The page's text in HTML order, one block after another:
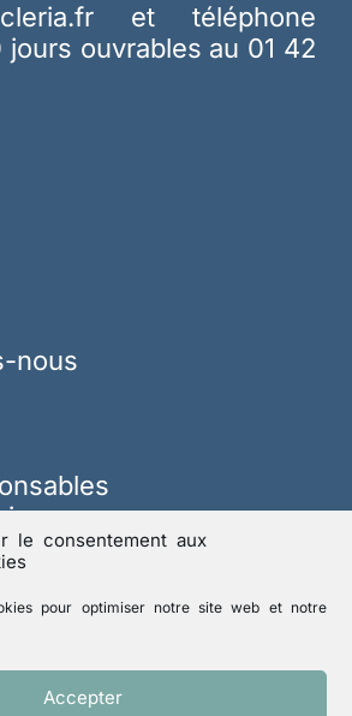
le consentement aux
pour optimiser notre site web et notre
Accepter
et téléphone
ouvrables au 01 42
nous
les abus